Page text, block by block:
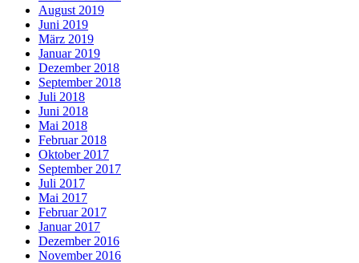
August 2019
Juni 2019
März 2019
Januar 2019
Dezember 2018
September 2018
Juli 2018
Juni 2018
Mai 2018
Februar 2018
Oktober 2017
September 2017
Juli 2017
Mai 2017
Februar 2017
Januar 2017
Dezember 2016
November 2016